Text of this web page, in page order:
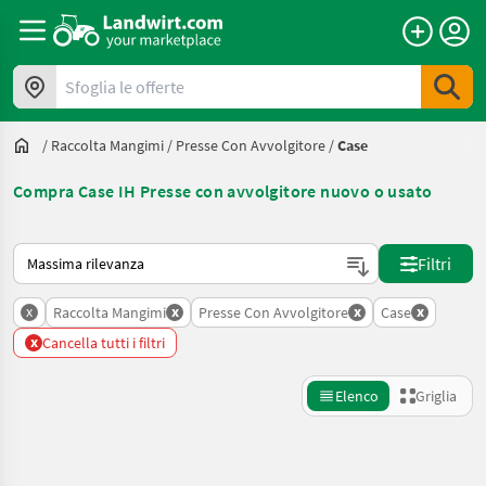
Sfoglia le offerte
/ Raccolta Mangimi / Presse Con Avvolgitore /Case
Compra Case IH Presse con avvolgitore nuovo o usato
Ecco come viene ordinato su Landwirt.com
Filtri
x Raccolta Mangimi x Presse Con Avvolgitore x Case x
x Cancella tutti i filtri
Elenco Griglia